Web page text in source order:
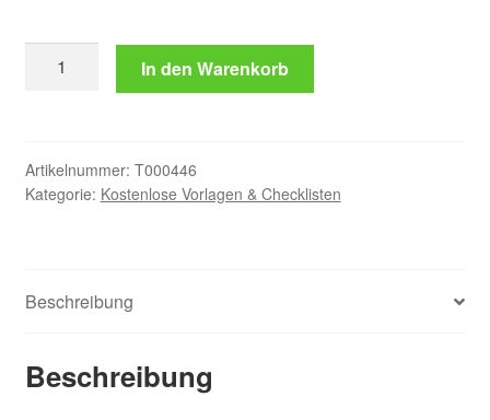
Vorlage
Menge
In den Warenkorb
Artikelnummer: T000446
Kategorie: Kostenlose Vorlagen & Checklisten
Beschreibung
Beschreibung